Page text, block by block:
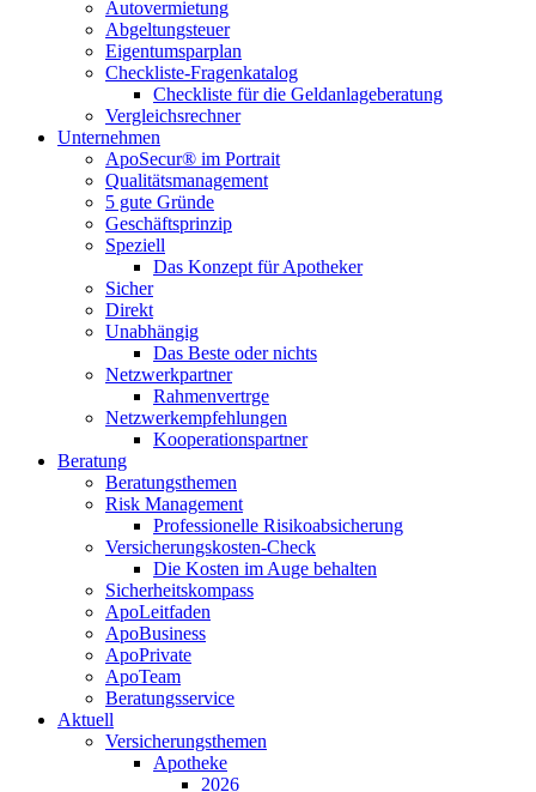
Autovermietung
Abgeltungsteuer
Eigentumsparplan
Checkliste-Fragenkatalog
Checkliste für die Geldanlageberatung
Vergleichsrechner
Unternehmen
ApoSecur® im Portrait
Qualitätsmanagement
5 gute Gründe
Geschäftsprinzip
Speziell
Das Konzept für Apotheker
Sicher
Direkt
Unabhängig
Das Beste oder nichts
Netzwerkpartner
Rahmenvertrge
Netzwerkempfehlungen
Kooperationspartner
Beratung
Beratungsthemen
Risk Management
Professionelle Risikoabsicherung
Versicherungskosten-Check
Die Kosten im Auge behalten
Sicherheitskompass
ApoLeitfaden
ApoBusiness
ApoPrivate
ApoTeam
Beratungsservice
Aktuell
Versicherungsthemen
Apotheke
2026